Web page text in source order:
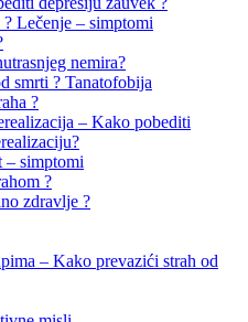
Lečenje – simptomi
nemira?
smrti ? Tanatofobija
?
– Kako pobediti
– simptomi
?
zdravlje ?
– Kako prevazići strah od